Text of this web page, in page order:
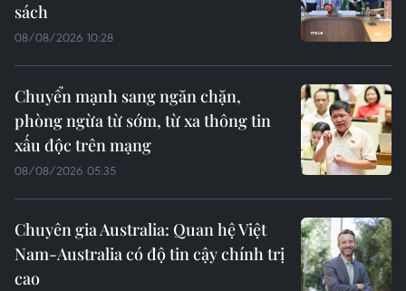
sách
08/08/2026 10:28
Chuyển mạnh sang ngăn chặn,
phòng ngừa từ sớm, từ xa thông tin
xấu độc trên mạng
08/08/2026 05:35
Chuyên gia Australia: Quan hệ Việt
Nam-Australia có độ tin cậy chính trị
cao